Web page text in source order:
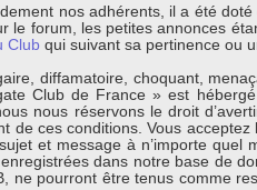
nos adhérents, il a été
forum, les petites annonces
Club qui suivant sa pertinence ou
diffamatoire, choquant,
Club de France » est
nous réservons le droit
de ces conditions. Vous
et message à n’importe quel
dans notre base de
pourront être tenus comme